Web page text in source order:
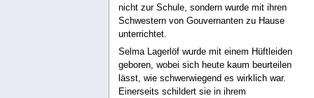
nicht zur Schule, sondern wurde mit ihren
Schwestern von Gouvernanten zu Hause
unterrichtet.
Selma Lagerlöf wurde mit einem Hüftleiden
geboren, wobei sich heute kaum beurteilen
lässt, wie schwerwiegend es wirklich war.
Einerseits schildert sie in ihrem